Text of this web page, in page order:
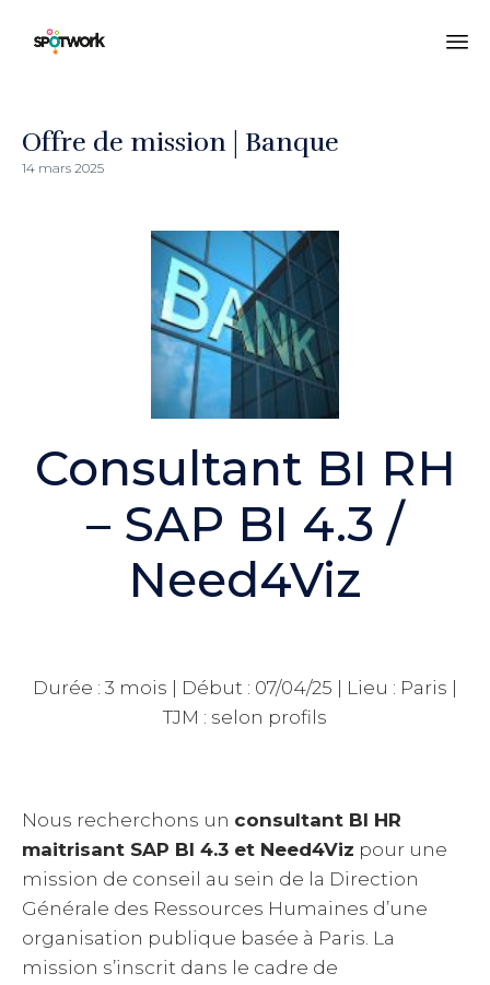
Offre de mission | Banque
14 mars 2025
Consultant BI RH
– SAP BI 4.3 /
Need4Viz
Durée : 3 mois | Début : 07/04/25 | Lieu : Paris |
TJM : selon profils
Nous recherchons un consultant BI HR
maitrisant SAP BI 4.3 et Need4Viz pour une
mission de conseil au sein de la Direction
Générale des Ressources Humaines d’une
organisation publique basée à Paris. La
mission s’inscrit dans le cadre de